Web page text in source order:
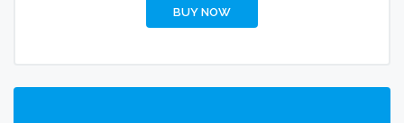
BUY NOW